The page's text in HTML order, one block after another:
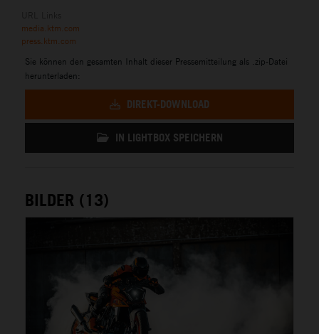
media.ktm.com
press.ktm.com
Sie können den gesamten Inhalt dieser Pressemitteilung als .zip-Datei
herunterladen:
DIREKT-DOWNLOAD
IN LIGHTBOX SPEICHERN
BILDER (13)